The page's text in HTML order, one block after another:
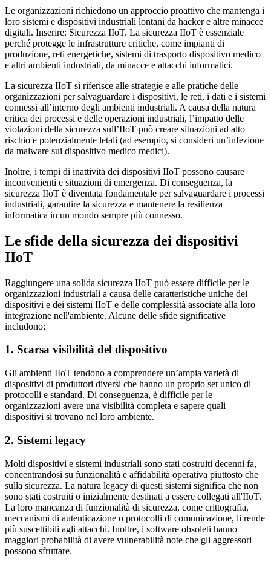
Le organizzazioni richiedono un approccio proattivo che mantenga i
loro sistemi e dispositivi industriali lontani da hacker e altre minacce
digitali. Inserire: Sicurezza IIoT. La sicurezza IIoT è essenziale
perché protegge le infrastrutture critiche, come impianti di
produzione, reti energetiche, sistemi di trasporto dispositivo medico
e altri ambienti industriali, da minacce e attacchi informatici.
La sicurezza IIoT si riferisce alle strategie e alle pratiche delle
organizzazioni per salvaguardare i dispositivi, le reti, i dati e i sistemi
connessi all’interno degli ambienti industriali. A causa della natura
critica dei processi e delle operazioni industriali, l’impatto delle
violazioni della sicurezza sull’IIoT può creare situazioni ad alto
rischio e potenzialmente letali (ad esempio, si consideri un’infezione
da malware sui dispositivo medico medici).
Inoltre, i tempi di inattività dei dispositivi IIoT possono causare
inconvenienti e situazioni di emergenza. Di conseguenza, la
sicurezza IIoT è diventata fondamentale per salvaguardare i processi
industriali, garantire la sicurezza e mantenere la resilienza
informatica in un mondo sempre più connesso.
Le sfide della sicurezza dei dispositivi
IIoT
Raggiungere una solida sicurezza IIoT può essere difficile per le
organizzazioni industriali a causa delle caratteristiche uniche dei
dispositivi e dei sistemi IIoT e delle complessità associate alla loro
integrazione nell'ambiente. Alcune delle sfide significative
includono:
1. Scarsa visibilità del dispositivo
Gli ambienti IIoT tendono a comprendere un’ampia varietà di
dispositivi di produttori diversi che hanno un proprio set unico di
protocolli e standard. Di conseguenza, è difficile per le
organizzazioni avere una visibilità completa e sapere quali
dispositivi si trovano nel loro ambiente.
2. Sistemi legacy
Molti dispositivi e sistemi industriali sono stati costruiti decenni fa,
concentrandosi su funzionalità e affidabilità operativa piuttosto che
sulla sicurezza. La natura legacy di questi sistemi significa che non
sono stati costruiti o inizialmente destinati a essere collegati all'IIoT.
La loro mancanza di funzionalità di sicurezza, come crittografia,
meccanismi di autenticazione o protocolli di comunicazione, li rende
più suscettibili agli attacchi. Inoltre, i software obsoleti hanno
maggiori probabilità di avere vulnerabilità note che gli aggressori
possono sfruttare.